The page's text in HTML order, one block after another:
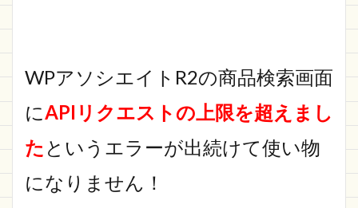
WPアソシエイトR2の商品検索画面
にAPIリクエストの上限を超えまし
た というエラーが出続けて使い物
になりません！